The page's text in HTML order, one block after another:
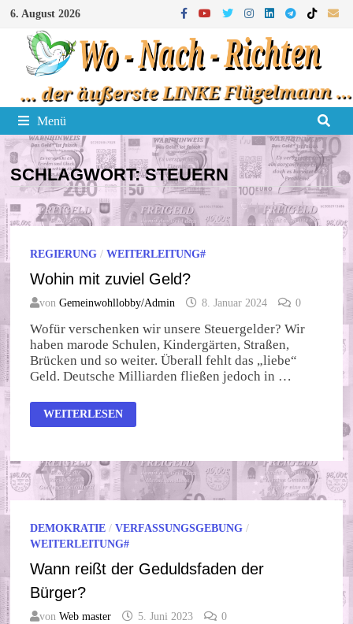
Zum
Inhalt
springen
6. August 2026
Menü
SCHLAGWORT:STEUERN
REGIERUNG /WEITERLEITUNG#
Wohin mit zuviel Geld?
vonGemeinwohllobby/Admin 8. Januar 2024 0
Wofür verschenken wir unsere Steuergelder? Wir
haben marode Schulen, Kindergärten, Straßen,
Brücken und so weiter. Überall fehlt das „liebe“
Geld. Deutsche Milliarden fließen jedoch in …
WOHIN
MIT
WEITERLESEN
DEMOKRATIE /VERFASSUNGSGEBUNG /
WEITERLEITUNG#
Wann reißt der Geduldsfaden der
Bürger?
vonWeb master 5. Juni 2023 0